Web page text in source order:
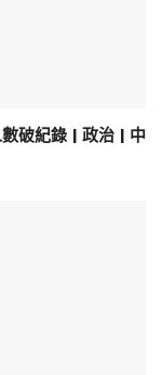
破紀錄 | 政治 | 中